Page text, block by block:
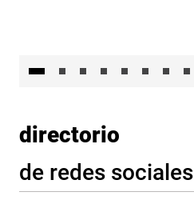
directorio
de redes sociales